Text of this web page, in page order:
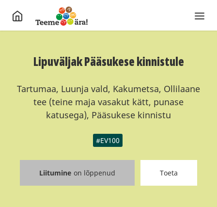
Lipuväljak Pääsukese kinnistule
Tartumaa, Luunja vald, Kakumetsa, Ollilaane
tee (teine maja vasakut kätt, punase
katusega), Pääsukese kinnistu
#EV100
Liitumine on lõppenud Toeta